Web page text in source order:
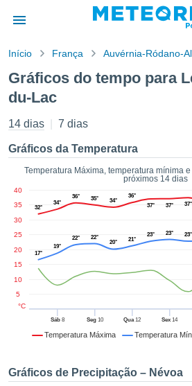
da
por
que as
a este
das
opções:
forma
ou
permite-
a nossa
Início França Auvérnia-Ródano-
Gráficos do tempo para
du-Lac
14 dias 7 dias
Gráficos da Temperatura
Temperatura Máxima, temperatura mínima
próximos 14 dias
Temperatura Máxima Temperatura
Sáb8 Seg10 Qua12 Sex 14
5
10
15
20
25
30
35
40
°C
32°
34°
36° 35° 34°
36°
37°
37° 37°
17°
19°
22° 22°
20° 21°
23° 23° 23°
Gráficos de Precipitação – Névoa